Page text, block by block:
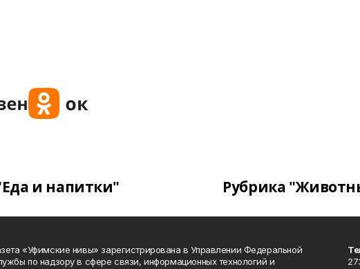
и напитки" Рубрика
«Уфимские нивы» зарегистрирована в Управлении Федеральной
по надзору в сфере связи, информационных технологий и